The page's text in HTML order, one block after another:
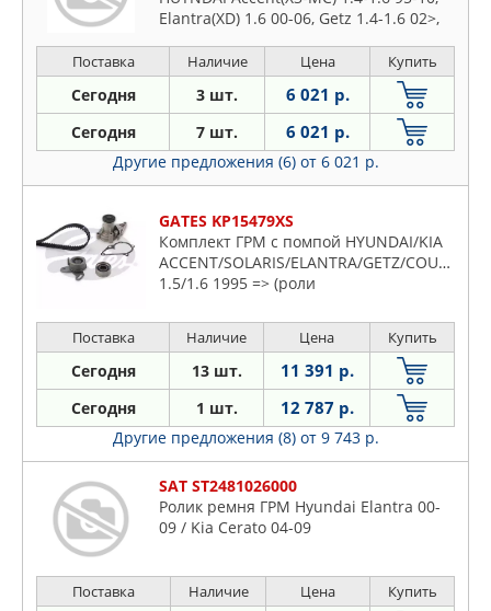
Elantra(XD) 1.6 00-06, Getz 1.4-1.6 02>,
1.4-1.6 05>
Поставка Наличие Цена Купить
Сегодня 3 шт. 6 021 р.
Сегодня 7 шт. 6 021 р.
Другие предложения (6) от 6 021 р.
GATES KP15479XS
Комплект ГРМ с помпой HYUNDAI/KIA
ACCENT/SOLARIS/ELANTRA/GETZ/COUPE/
1.5/1.6 1995 => (роли
Поставка Наличие Цена Купить
Сегодня 13 шт. 11 391 р.
Сегодня 1 шт. 12 787 р.
Другие предложения (8) от 9 743 р.
SAT ST2481026000
Ролик ремня ГРМ Hyundai Elantra 00-
09 / Kia Cerato 04-09
Поставка Наличие Цена Купить